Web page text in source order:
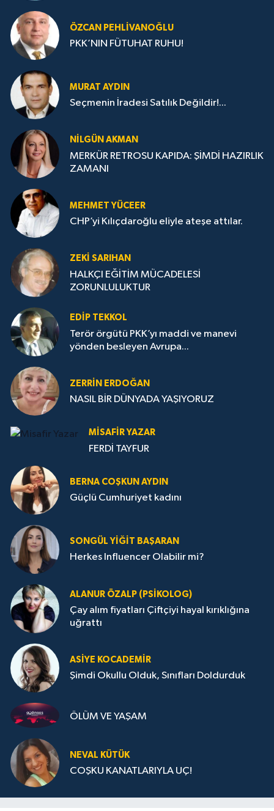
ÖZCAN PEHLIVANOĞLU
PKK’NIN FÜTUHAT RUHU!
MURAT AYDIN
Seçmenin İradesi Satılık Değildir!...
NILGÜN AKMAN
MERKÜR RETROSU KAPIDA: ŞİMDİ HAZIRLIK
ZAMANI
MEHMET YÜCEER
CHP’yi Kılıçdaroğlu eliyle ateşe attılar.
ZEKI SARIHAN
HALKÇI EĞİTİM MÜCADELESİ
ZORUNLULUKTUR
EDIP TEKKOL
Terör örgütü PKK’yı maddi ve manevi
yönden besleyen Avrupa...
ZERRIN ERDOĞAN
NASIL BİR DÜNYADA YAŞIYORUZ
MISAFIR YAZAR
FERDİ TAYFUR
BERNA COŞKUN AYDIN
Güçlü Cumhuriyet kadını
SONGÜL YIĞIT BAŞARAN
Herkes Influencer Olabilir mi?
ALANUR ÖZALP (PSIKOLOG)
Çay alım fiyatları Çiftçiyi hayal kırıklığına
uğrattı
ASIYE KOCADEMİR
Şimdi Okullu Olduk, Sınıfları Doldurduk
ÖLÜM VE YAŞAM
NEVAL KÜTÜK
COŞKU KANATLARIYLA UÇ!